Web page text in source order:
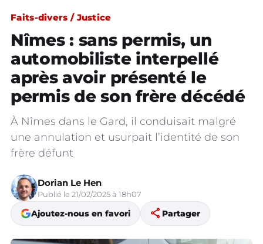
Faits-divers / Justice
Nîmes : sans permis, un
automobiliste interpellé
après avoir présenté le
permis de son frère décédé
À Nîmes dans le Gard, il conduisait malgré
une annulation et usurpait l’identité de son
frère défunt
Dorian Le Hen
Publié le 21/02/2025 à 18h07
Ajoutez-nous en favori share Partager